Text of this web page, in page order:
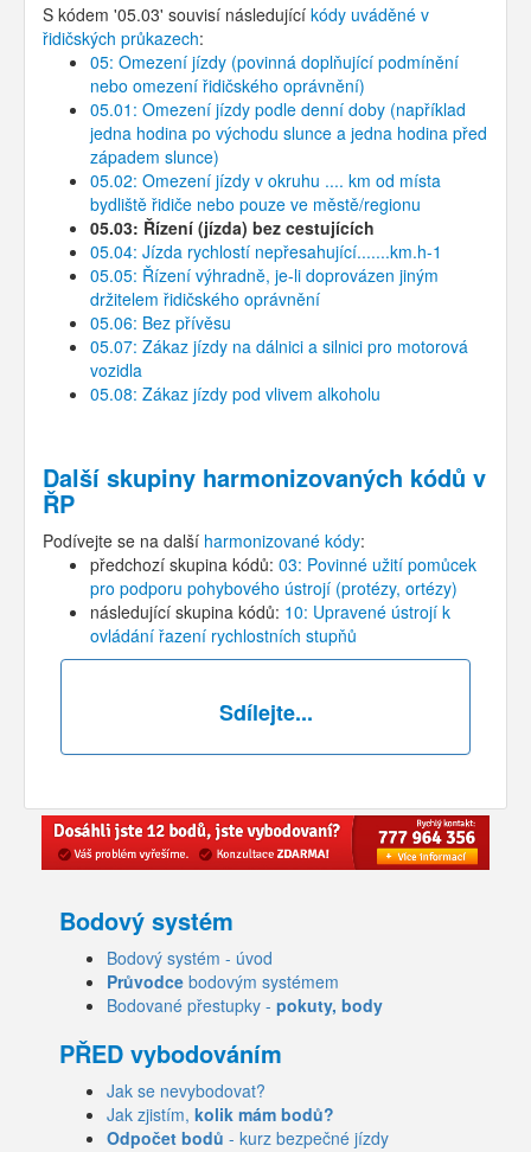
S kódem '05.03' souvisí následující kódy uváděné v
řidičských průkazech:
05: Omezení jízdy (povinná doplňující podmínění
nebo omezení řidičského oprávnění)
05.01: Omezení jízdy podle denní doby (například
jedna hodina po východu slunce a jedna hodina před
západem slunce)
05.02: Omezení jízdy v okruhu .... km od místa
bydliště řidiče nebo pouze ve městě/regionu
05.03: Řízení (jízda) bez cestujících
05.04: Jízda rychlostí nepřesahující.......km.h-1
05.05: Řízení výhradně, je-li doprovázen jiným
držitelem řidičského oprávnění
05.06: Bez přívěsu
05.07: Zákaz jízdy na dálnici a silnici pro motorová
vozidla
05.08: Zákaz jízdy pod vlivem alkoholu
Další skupiny harmonizovaných kódů v
ŘP
Podívejte se na další harmonizované kódy:
předchozí skupina kódů: 03: Povinné užití pomůcek
pro podporu pohybového ústrojí (protézy, ortézy)
následující skupina kódů: 10: Upravené ústrojí k
ovládání řazení rychlostních stupňů
Sdílejte...
Bodový systém
Bodový systém - úvod
Průvodce bodovým systémem
Bodované přestupky - pokuty, body
PŘED vybodováním
Jak se nevybodovat?
Jak zjistím, kolik mám bodů?
Odpočet bodů - kurz bezpečné jízdy